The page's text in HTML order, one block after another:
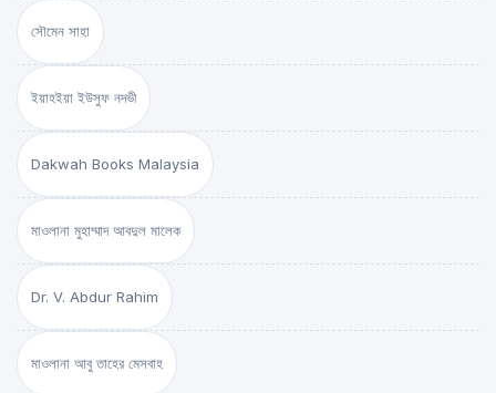
সৌমেন সাহা
ইয়াহইয়া ইউসুফ নদভী
Dakwah Books Malaysia
মাওলানা মুহাম্মাদ আবদুল মালেক
Dr. V. Abdur Rahim
মাওলানা আবু তাহের মেসবাহ